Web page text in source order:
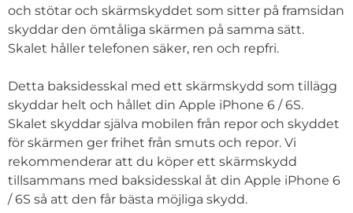
och stötar och skärmskyddet som sitter på framsidan
skyddar den ömtåliga skärmen på samma sätt.
Skalet håller telefonen säker, ren och repfri.
Detta baksidesskal med ett skärmskydd som tillägg
skyddar helt och hållet din Apple iPhone 6 / 6S.
Skalet skyddar själva mobilen från repor och skyddet
för skärmen ger frihet från smuts och repor. Vi
rekommenderar att du köper ett skärmskydd
tillsammans med baksidesskal åt din Apple iPhone 6
/ 6S så att den får bästa möjliga skydd.